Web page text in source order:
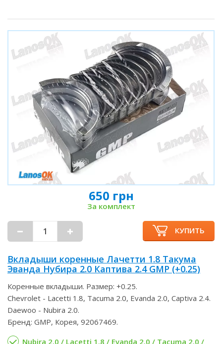
650 грн
За комплект
КУПИТЬ
Вкладыши коренные Лачетти 1.8 Такума
Эванда Нубира 2.0 Каптива 2.4 GMP (+0.25)
Коренные вкладыши. Размер: +0.25.
Chevrolet - Lacetti 1.8, Tacuma 2.0, Evanda 2.0, Captiva 2.4.
Daewoo - Nubira 2.0.
Бренд: GMP, Корея, 92067469.
Nubira 2.0 / Lacetti 1.8 / Evanda 2.0 / Tacuma 2.0 /